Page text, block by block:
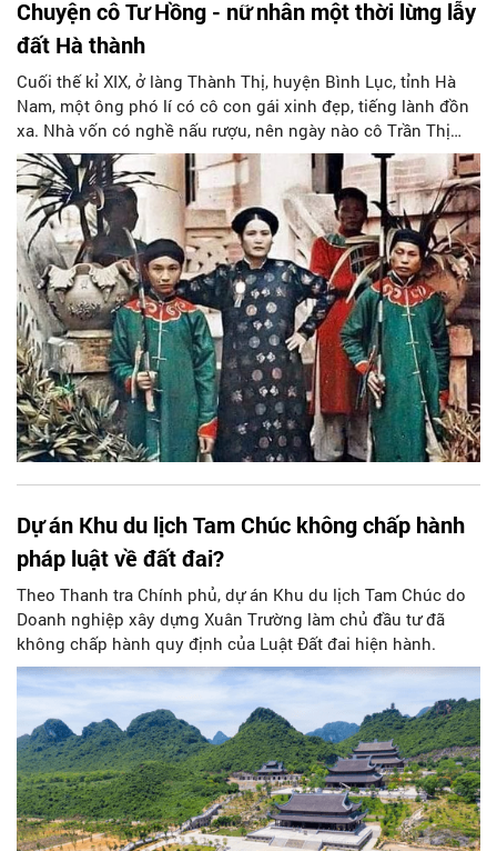
Chuyện cô Tư Hồng - nữ nhân một thời lừng lẫy
đất Hà thành
Cuối thế kỉ XIX, ở làng Thành Thị, huyện Bình Lục, tỉnh Hà
Nam, một ông phó lí có cô con gái xinh đẹp, tiếng lành đồn
xa. Nhà vốn có nghề nấu rượu, nên ngày nào cô Trần Thị
Lan cũng mang rượu đi bán ở các chợ xa gần khắp vùng
quê.
Dự án Khu du lịch Tam Chúc không chấp hành
pháp luật về đất đai?
Theo Thanh tra Chính phủ, dự án Khu du lịch Tam Chúc do
Doanh nghiệp xây dựng Xuân Trường làm chủ đầu tư đã
không chấp hành quy định của Luật Đất đai hiện hành.